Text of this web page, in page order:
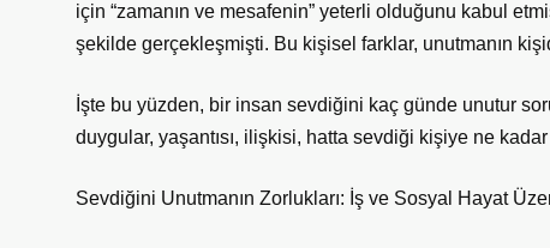
için “zamanın ve mesafenin” yeterli olduğunu kabul
şekilde gerçekleşmişti. Bu kişisel farklar, unutmanın
İşte bu yüzden, bir insan sevdiğini kaç günde unutur
duygular, yaşantısı, ilişkisi, hatta sevdiği kişiye ne
Sevdiğini Unutmanın Zorlukları: İş ve Sosyal Hayat